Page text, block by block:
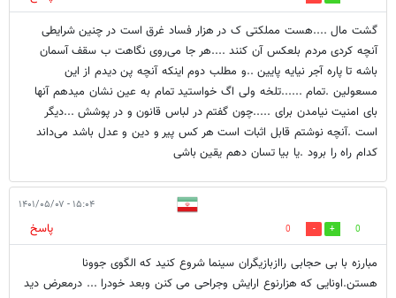
گشت مال ....هست مملکتی ک در هزار فساد غرق است در چنین شرایطی
آنچه کردی مردم بلعکس آن کنند ....هر جا می‌روی نگاهت ب سقف آسمان
باشه تا پاره آجر نیایه پایین ..و مطلب دوم اینکه آنچه پن دیدم از این
مسعولین .تمام ......تلخه ولی اگ خواستید تمام به عین نشان میدهم آنها
بای امنیت نیامدن برای .....چون گفتم در لباس قانون و در پوشش ...دیگر
است .آنچه نوشتم قابل اثبات است هر کس پیر و دین و عدل باشد می‌داند
کدام راه را برود .یا بیا تسان دهم یقین باشی
۱۵:۰۴ - ۱۴۰۱/۰۵/۰۷
0
0
پاسخ
مبارزه با بی حجابی راازبازیگران سینما شروع کنید که الگوی جوونا
هستن.اونایی که هزارنوع ارایش وجراحی می کنن وبعد خودرا ... درمعرض دید